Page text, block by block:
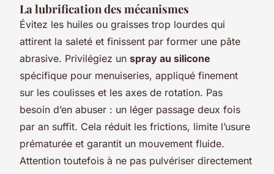
La lubrification des mécanismes
Évitez les huiles ou graisses trop lourdes qui
attirent la saleté et finissent par former une pâte
abrasive. Privilégiez un spray au silicone
spécifique pour menuiseries, appliqué finement
sur les coulisses et les axes de rotation. Pas
besoin d’en abuser : un léger passage deux fois
par an suffit. Cela réduit les frictions, limite l’usure
prématurée et garantit un mouvement fluide.
Attention toutefois à ne pas pulvériser directement